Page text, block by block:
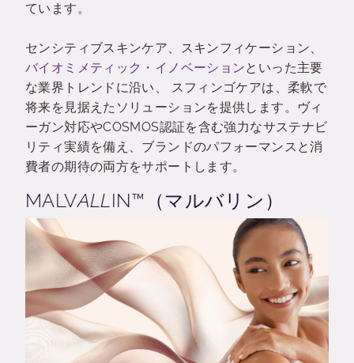
ています。
センシティブスキンケア、スキンフィケーション、
バイオミメティック・イノベーションといった主要
な業界トレンドに沿い、 スフィンゴケアは、柔軟で
将来を見据えたソリューションを提供します。ヴィ
ーガン対応やCOSMOS認証を含む強力なサステナビ
リティ実績を備え、ブランドのパフォーマンスと消
費者の期待の両方をサポートします。
MALVALLIN™（マルバリン）